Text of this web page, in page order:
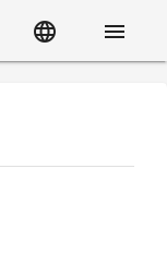
language menu